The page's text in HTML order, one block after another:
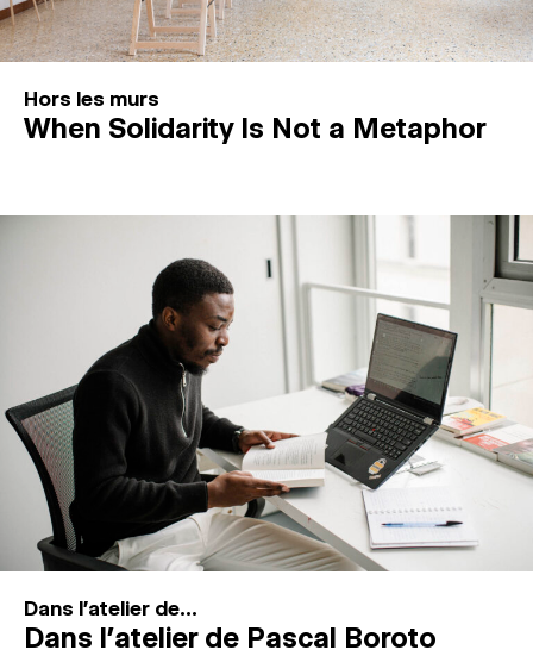
Hors les murs
When Solidarity Is Not a Metaphor
Dans l'atelier de...
Dans l’atelier de Pascal Boroto